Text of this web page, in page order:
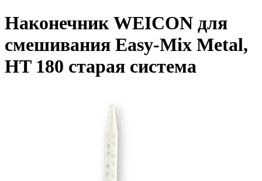
Наконечник WEICON для
смешивания Easy-Mix Metal,
HT 180 старая система